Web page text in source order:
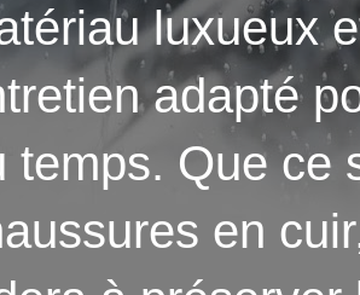
luxueux
adapté
temps. Que ce
en